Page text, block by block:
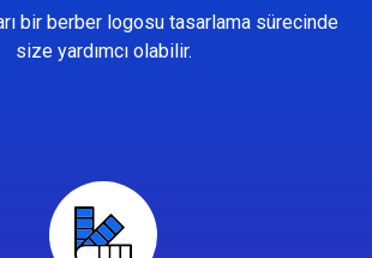
bir berber logosu tasarlama sürecinde
size yardımcı olabilir.